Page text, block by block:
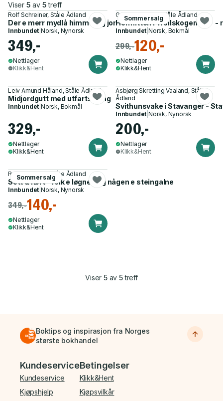
Viser 5 av 5 treff
Rolf Schreiner, Ståle Ådland
Der e merr mydlå himmel og jord enn de fleste andre steder
Innbundet |Norsk, Nynorsk
349,-
Nettlager
Klikk&Hent
Sommersalg
Grete Kvalheim, Ståle Ådland
Hermitten i Trollskogen
Innbundet |Norsk, Bokmål
299,-120,-
Nettlager
Klikk&Hent
Leiv Amund Håland, Ståle Ådland
Midjordgutt med utfartstrang
Innbundet |Norsk, Bokmål
329,-
Nettlager
Klikk&Hent
Asbjørg Skretting Vaaland, Ståle
Ådland
Svithunsvake i Stavanger -
Innbundet |Norsk, Nynorsk
200,-
Nettlager
Klikk&Hent
Sommersalg
Rolf Schreiner, Ståle Ådland
Sett & hørt - folk e løgne - og någen e steingalne
Innbundet |Norsk, Nynorsk
349,-140,-
Nettlager
Klikk&Hent
Viser5av 5treff
Boktips og inspirasjon fra Norges
største bokhandel
Bunnmeny
Kundeservice
Kundeservice
Kjøpshjelp
Betingelser
Klikk&Hent
Kjøpsvilkår